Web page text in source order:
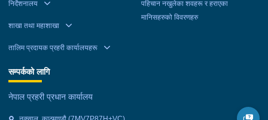
निर्देशनालय
शाखा तथा महाशाखा
तालिम प्रदायक प्रहरी कार्यालयहरू
पहिचान नखुलेका शवहरू र हराएका
मानिसहरुको विवरणहरु
सम्पर्कको लागि
नेपाल प्रहरी प्रधान कार्यालय